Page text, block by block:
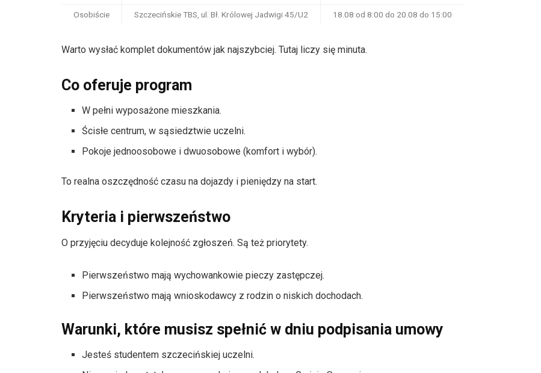
Osobiście Szczecińskie TBS, ul. Bł. Królowej Jadwigi 45/U2 18.08 od 8:00 do 20.08 do 15:00
Warto wysłać komplet dokumentów jak najszybciej. Tutaj liczy się minuta.
Co oferuje program
W pełni wyposażone mieszkania.
Ścisłe centrum, w sąsiedztwie uczelni.
Pokoje jednoosobowe i dwuosobowe (komfort i wybór).
To realna oszczędność czasu na dojazdy i pieniędzy na start.
Kryteria i pierwszeństwo
O przyjęciu decyduje kolejność zgłoszeń. Są też priorytety.
Pierwszeństwo mają wychowankowie pieczy zastępczej.
Pierwszeństwo mają wnioskodawcy z rodzin o niskich dochodach.
Warunki, które musisz spełnić w dniu podpisania umowy
Jesteś studentem szczecińskiej uczelni.